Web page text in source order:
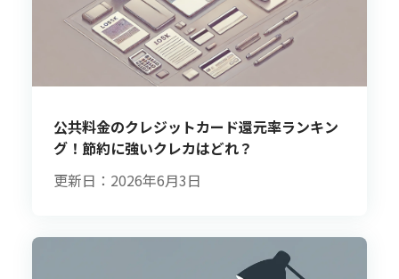
公共料金のクレジットカード還元率ランキン
グ！節約に強いクレカはどれ？
更新日：2026年6月3日